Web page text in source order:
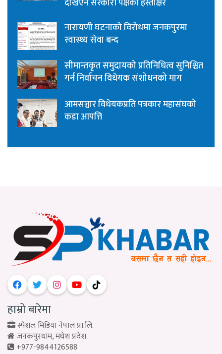
देखिएन सरकारी पक्षको हस्ताक्षर
नारायणी घटनाको विरोधमा जनकपुरमा
स्वास्थ्य सेवा बन्द
सीमान्तकृत समुदायको प्रतिनिधित्व सुनिश्चित
गर्न निर्वाचन विधेयक संशोधनको माग
आमसञ्चार विधेयकप्रति पत्रकार महासंघको
कडा आपत्ति
हाम्रो बारेमा
स्पेशल मिडिया नेपाल प्रा.लि.
जनकपुरधाम, मधेश प्रदेश
+977-9844126588